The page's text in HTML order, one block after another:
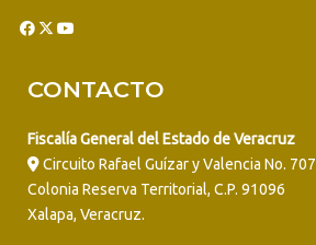
CONTACTO
Fiscalía General del Estado de Veracruz
Circuito Rafael Guízar y Valencia No. 707
Colonia Reserva Territorial, C.P. 91096
Xalapa, Veracruz.